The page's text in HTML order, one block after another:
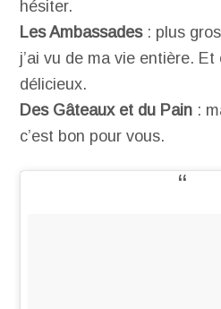
hésiter.
Les Ambassades: plus
j’ai vu de ma vie entière.
délicieux.
Des Gâteaux et du Pain :
c’est bon pour vous.